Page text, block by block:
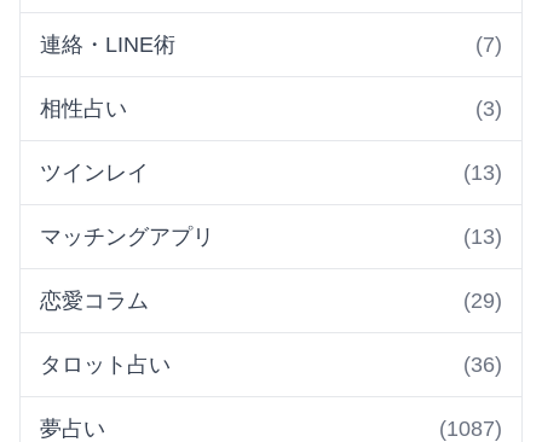
連絡・LINE術 (7)
相性占い (3)
ツインレイ (13)
マッチングアプリ (13)
恋愛コラム (29)
タロット占い (36)
夢占い (1087)